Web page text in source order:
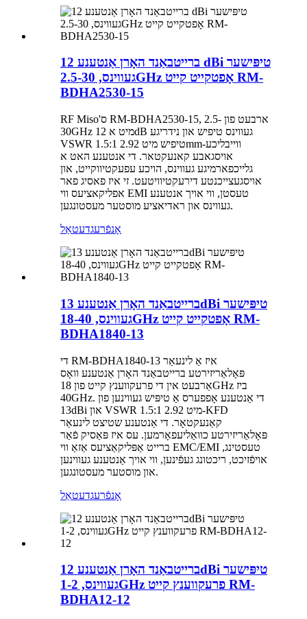
ברייטבאַנד האָרן אַנטענע 12 dBi טיפּישער
געווינס, 2.5-30GHz אָפטקייט קייט RM-
BDHA2530-15
RF Miso'ס RM-BDHA2530-15, ארבעט פון 2.5-
30GHz מיט א 12dB געווינס טיפיש און נידריגע
VSWR 1.5:1 טיפיש מיט 2.92mm-ווייבליכע
אויסגאבע קאנעקטאר. די אנטענע האט א
גלייכפארמיגע געווינס, הויכע עפעקטיווקייט, און
אויסגעצייכנטע דירעקטיוויטעט. זי איז פאסיג פאר
אפליקאציעס ווי EMI טעסטן, ווי אויך אנטענע
געווינס און ראדיאציע מוסטער מעסטונגען.
אָנפֿרעגדעטאַל
ברייטבאַנד האָרן אַנטענע 13dBi טיפּישער
געווינס, 18-40GHz אָפטקייט קייט RM-
BDHA1840-13
די RM-BDHA1840-13 איז אַ לינעאַר
פּאָלאַריזירטע ברייטבאַנד האָרן אַנטענע וואָס
אַרבעט אין די פרעקווענץ קייט פון 18GHz ביז
40GHz. די אַנטענע אָפפערס אַ טיפּיש געווינען פון
13dBi און VSWR 1.5:1 מיט 2.92-KFD
קאַנעקטאָר. די אַנטענע שטיצט לינעאַר
פּאָלאַריזירטע כוואַליעפאָרמען. עס איז פּאַסיק פֿאַר
ברייט אַפּליקאַציעס אַזאַ ווי EMC/EMI טעסטינג,
אויפֿזיכט, ריכטונג געפֿינען, ווי אויך אַנטענע געווינען
און מוסטער מעסטונגען.
אָנפֿרעגדעטאַל
ברייטבאַנד האָרן אַנטענע 12dBi טיפּישער
געווינס, 1-2GHz פרעקווענץ קייט RM-
BDHA12-12